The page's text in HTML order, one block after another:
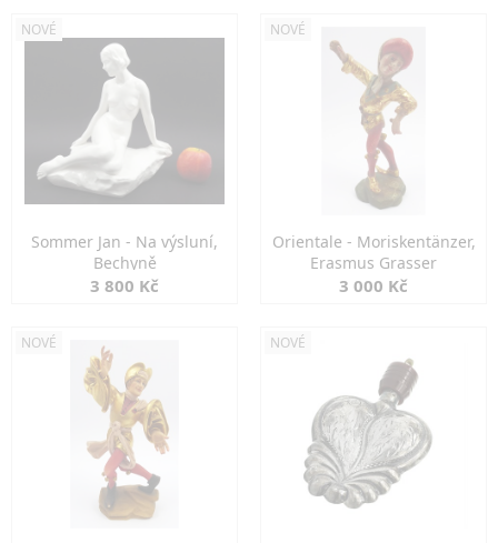
NOVÉ
Sommer Jan - Na výsluní,
Bechyně
3 800 Kč
NOVÉ
Orientale - Moriskentänzer,
Erasmus Grasser
3 000 Kč
NOVÉ NOVÉ